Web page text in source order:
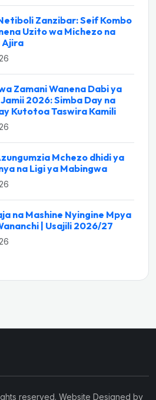
Zanzibar: Seif Kombo
Uzito wa Michezo na
Ajira
Zamani Wanena Dabi ya
2026: Simba Day na
Kutotoa Taswira Kamili
Mchezo dhidi ya
na Ligi ya Mabingwa
na Mashine Nyingine Mpya
| Usajili 2026/27
reserved. Website Designed by